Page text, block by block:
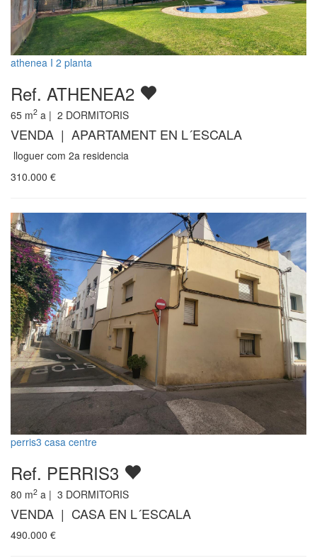
athenea I 2 planta
Ref. ATHENEA2
65 m2 a | 2 DORMITORIS
VENDA | APARTAMENT EN L´ESCALA
lloguer com 2a residencia
310.000 €
perris3 casa centre
Ref. PERRIS3
80 m2 a | 3 DORMITORIS
VENDA | CASA EN L´ESCALA
490.000 €